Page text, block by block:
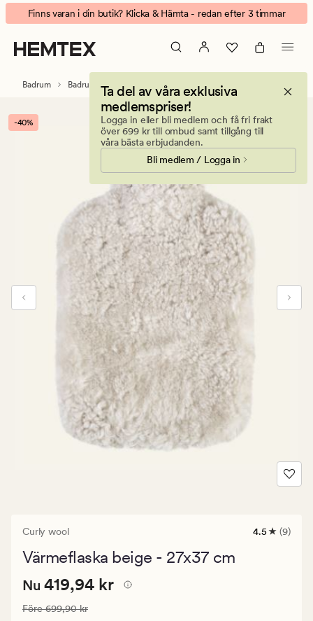
Curly
wool
värmeflaska
beige
Animerad
banner.
Klicka
på
att
pausa.
Finns varan i din butik? Klicka & Hämta - redan efter 3 timmar
Ta del av våra exklusiva
medlemspriser!
Logga in eller bli medlem och få fri frakt
över 699 kr till ombud samt tillgång till
våra bästa erbjudanden.
Bli medlem / Logga in
Badrum Badrumstillbehör
-40%
Curly wool
9
4.5 (9)
Värmeflaska beige - 27x37 cm
Nuvarande
419,94
Nuvarande pris
Nu 419,94 kr
Ordinarie pris 699,90 kr
Före699,90 kr